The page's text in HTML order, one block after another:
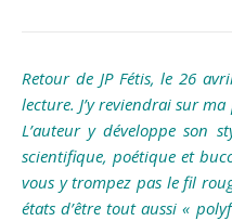
Retour de JP Fétis, le 26
lecture. J’y reviendrai sur
L’auteur y développe son
scientifique, poétique et
vous y trompez pas le fil
états d’être tout aussi «